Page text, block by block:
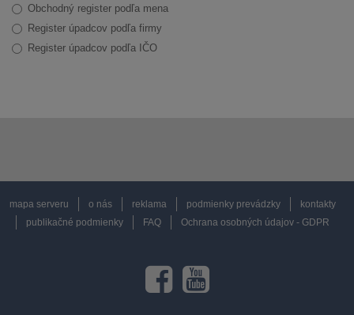
Obchodný register podľa mena
Register úpadcov podľa firmy
Register úpadcov podľa IČO
mapa serveru o nás reklama podmienky prevádzky
kontakty
publikačné podmienky
FAQ Ochrana osobných údajov - GDPR